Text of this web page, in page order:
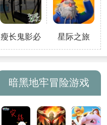
每个角色都有独特的背
瘦长鬼影必
须死
星际之旅
暗黑地牢冒险游戏